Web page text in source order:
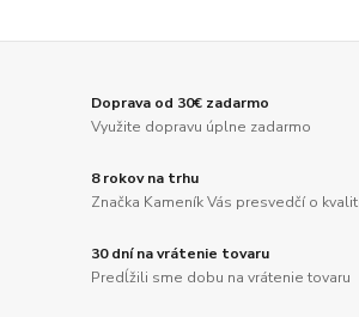
Doprava od 30€ zadarmo
Využite dopravu úplne zadarmo
8 rokov na trhu
Značka Kameník Vás presvedčí o
30 dní na vrátenie tovaru
Predĺžili sme dobu na vrátenie tovaru